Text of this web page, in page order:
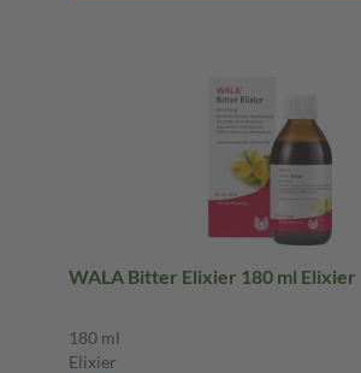
WALA Bitter Elixier 180 ml Elixier
180 ml
Elixier